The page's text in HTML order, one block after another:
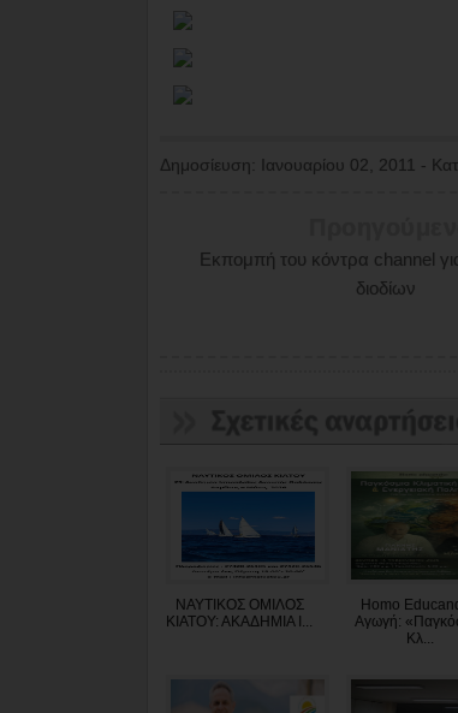
Δημοσίευση: Ιανουαρίου 02, 2011 -
Εκπομπή του κόντρα channel
διοδίων
ΝΑΥΤΙΚΟΣ ΟΜΙΛΟΣ
ΚΙΑΤΟΥ: ΑΚΑΔΗΜΙΑ Ι...
Homo
Αγωγή:
Κλ...